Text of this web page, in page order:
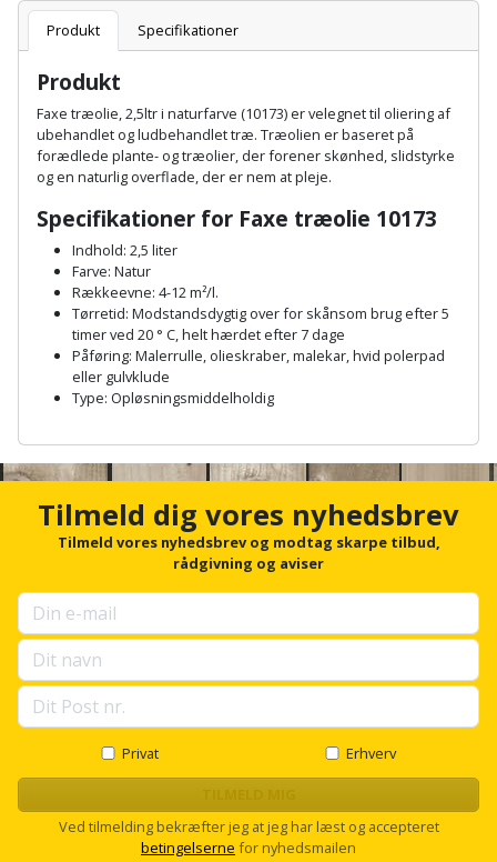
Fugtsikring
Garageport
Gelænder
Gips
Grundmursplader
Hardieplank
brædder
Hemsestige
Komposit
terrassebrædder
og
fundablokke
Lofter
Lofttrapper
Murbinder
Murpap
Fugepistol
skumpistol
Gevindskærer
Glasløfter
Glasskærer
Hæftepistol
hammer
Hammer
Kiler
Kloakrenser
Kniv
hobbykniv
Koben
Betonsliber
Bindemaskine
Bits
Bor
Bordrundsav
Bore-
skruemaskine
Boremaskinetilbehør
Detektor
Diamantslibertilbehør
Dykkerpistol
Excenterslibertilbehør
Motorenhed
Motorsav
og
kædesav
Motorsav
og
kædesav
tilbehør
Pælebor
Plæneklipper
Plæneklipper
tilbehør
Robotplæneklipper
Robotplæneklipper
tilbehør
Vandpumpe
Vertikalskærer
mosfjerner
Vinduesvasker
Brænde
Brændeovn
Brandslukker
Brugskunst
Camping
Damprengøring
Dørmåtte
Dørrist
Drivhus
Drivhustilbehør
Elartikler
Flagstænger
til
hus
og
have
Fuglefoderhus
Garderobe
og
afrensning
Spartelmasse
til
væg
Tape
Rør
fittings
Stålvask
Ventilation
og
indeklima
Guides
Gaveideer
Aktiviteter
Produkt Specifikationer
Produkt
Faxe træolie, 2,5ltr i naturfarve (10173) er velegnet til oliering af
ubehandlet og ludbehandlet træ. Træolien er baseret på
forædlede plante- og træolier, der forener skønhed, slidstyrke
og en naturlig overflade, der er nem at pleje.
Specifikationer for Faxe træolie 10173
Indhold: 2,5 liter
Farve: Natur
Rækkeevne: 4-12 m²/l.
Tørretid: Modstandsdygtig over for skånsom brug efter 5
timer ved 20 ° C, helt hærdet efter 7 dage
Påføring: Malerrulle, olieskraber, malekar, hvid polerpad
eller gulvklude
Type: Opløsningsmiddelholdig
c
r
u
p
s
e
l
l
o
Tilmeld dig vores nyhedsbrev
Tilmeld vores nyhedsbrev og modtag skarpe tilbud,
rådgivning og aviser
Privat Erhverv
Ved tilmelding bekræfter jeg at jeg har læst og accepteret
betingelserne for nyhedsmailen